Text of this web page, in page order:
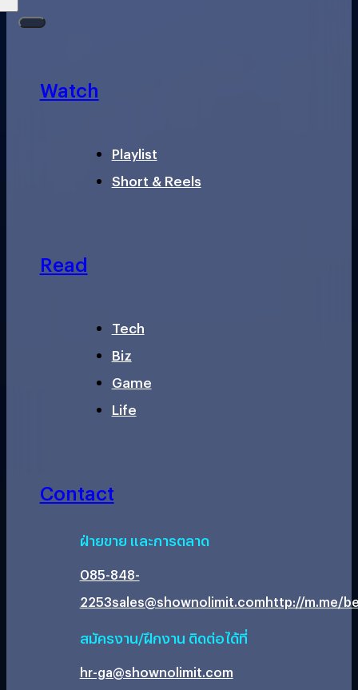
Watch
Playlist
Short & Reels
Read
Tech
Biz
Game
Life
Contact
ฝ่ายขาย และการตลาด
085-848-
2253sales@shownolimit.comhttp://m.me/
สมัครงาน/ฝึกงาน ติดต่อได้ที่
hr-ga@shownolimit.com